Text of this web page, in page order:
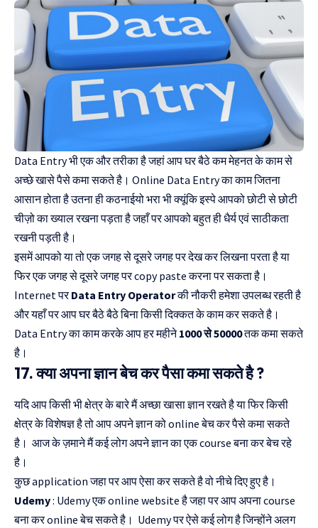
Data Entry भी एक और तरीका है जहां आप घर बैठे कम मेहनत के काम से
अच्छे खासे पैसे कमा सकते है। Online Data Entry का काम जितना
आसान होता है उतना ही कठनाईयो भरा भी क्यूंकि इस्पे आपको छोटी से छोटी
चीज़ो का ख्याल रखना पड़ता है जहाँ पर आपको बहुत ही धैर्य एवं साठीकता
रखनी पड़ती है।
इसमें आपको या तो एक जगह से दूसरे जगह पर देख कर लिखना परता है या
फिर एक जगह से दूसरे जगह पर copy paste करना पर सकता है।
Internet परData Entry Operatorकी नौकरी हमेशा उपलब्ध रहती है
और यहाँ पर आप घर बैठे बैठे बिना किसी दिक्कत के काम कर सकते है।
Data Entry का काम करके आप हर महीने1000 से 50000तक कमा सकते
है।
17. क्या अपना ज्ञान बेच कर पैसा कमा सकते है ?
यदि आप किसी भी क्षेत्र के बारे मैं अच्छा खासा ज्ञान रखते है या फिर किसी
क्षेत्र के विशेषज्ञ है तो आप अपने ज्ञान को online बेच कर पैसे कमा सकते
है। आज के ज़माने मैं कई लोग अपने ज्ञान का एक course बना कर बेच रहे
है।
कुछ application जहा पर आप ऐसा कर सकते है वो नीचे दिए हुए है।
Udemy: Udemy एक online website है जहा पर आप अपना course
बना कर online बेच सकते है। Udemy पर ऐसे कई लोग है जिन्होंने अलग